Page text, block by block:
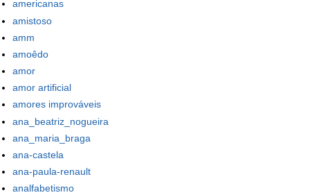
americanas
amistoso
amm
amoêdo
amor
amor artificial
amores improváveis
ana_beatriz_nogueira
ana_maria_braga
ana-castela
ana-paula-renault
analfabetismo